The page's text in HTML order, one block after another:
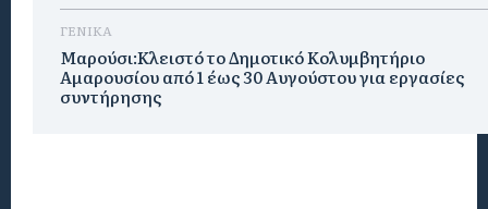
ΓΕΝΙΚΑ
Μαρούσι:Κλειστό το Δημοτικό Κολυμβητήριο
Αμαρουσίου από 1 έως 30 Αυγούστου για εργασίες
συντήρησης